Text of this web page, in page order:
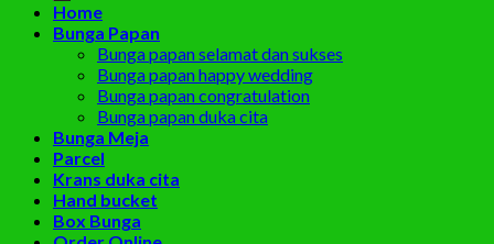
Home
Bunga Papan
Bunga papan selamat dan sukses
Bunga papan happy wedding
Bunga papan congratulation
Bunga papan duka cita
Bunga Meja
Parcel
Krans duka cita
Hand bucket
Box Bunga